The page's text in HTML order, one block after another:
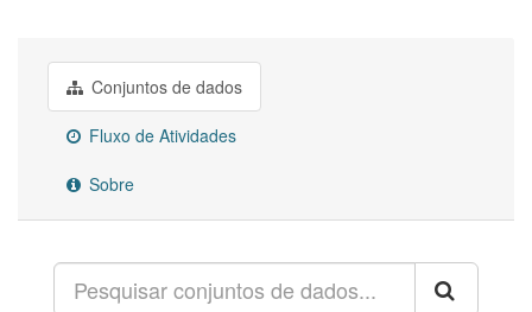
Conjuntos de dados
Fluxo de Atividades
Sobre